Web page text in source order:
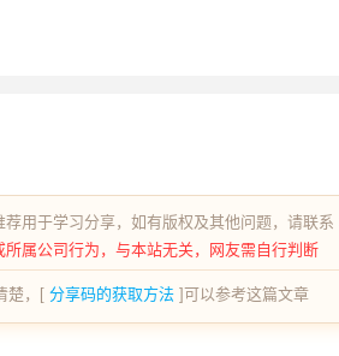
用于学习分享，如有版权及其他问题，请联系
属公司行为，与本站无关，网友需自行判断
楚，[ 分享码的获取方法 ]可以参考这篇文章